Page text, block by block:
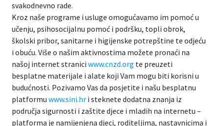
svakodnevno rade.
Kroz naše programe i usluge omogućavamo im pomoć u
učenju, psihosocijalnu pomoć i podršku, topli obrok,
školski pribor, sanitarne i higijenske potrepštine te odjeću
i obuću. Više o našim aktivnostima možete pronaći na
našoj internet stranici www.cnzd.org te preuzeti
besplatne materijale i alate koji Vam mogu biti korisni u
budućnosti. Pozivamo Vas da posjetite i našu besplatnu
platformu www.sini.hr i steknete dodatna znanja iz
područja sigurnosti i zaštite djece i mladih na internetu –
platforma je namijenjena djeci, roditeljima, nastavnicima i